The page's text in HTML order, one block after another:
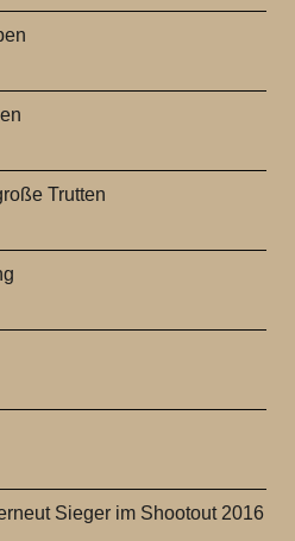
Trutten
Sieger im Shootout 2016